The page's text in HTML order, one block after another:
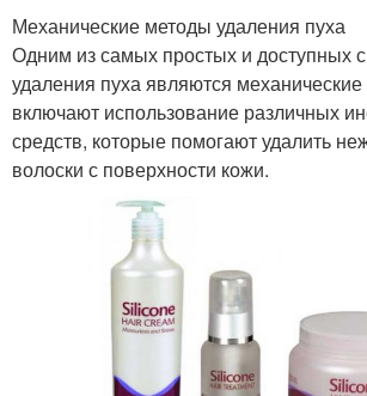
Механические методы удаления пуха
Одним из самых простых и доступных
удаления пуха являются
включают использование различных
средств, которые помогают удалить
волоски с поверхности кожи.